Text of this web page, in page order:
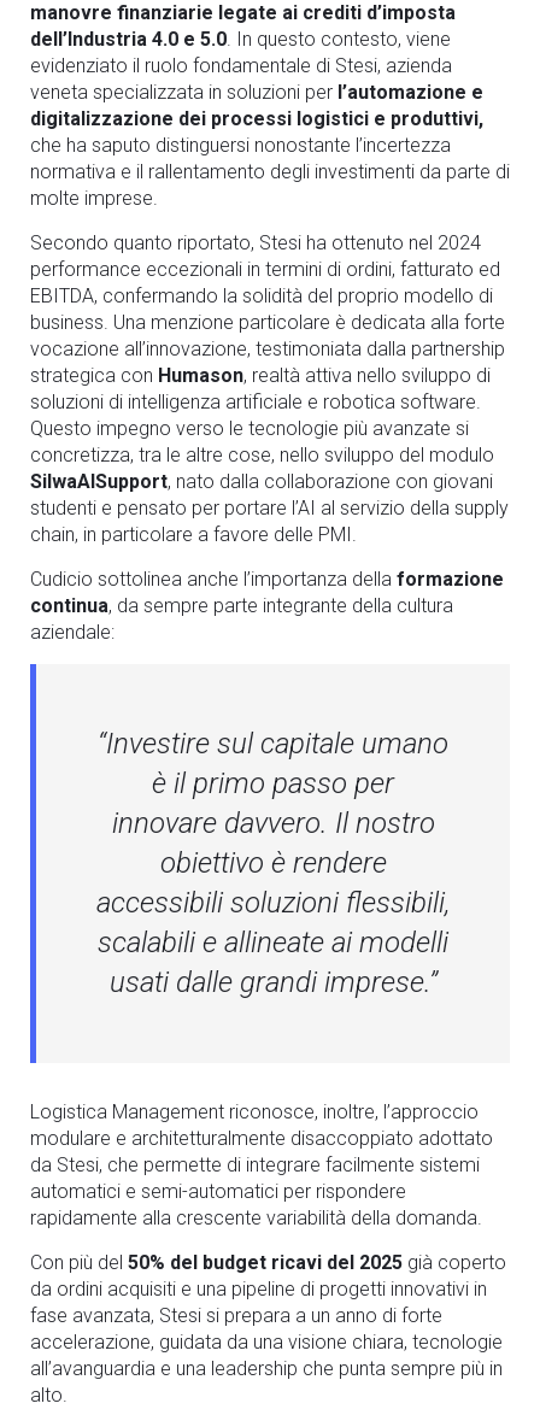
manovre finanziarie legate ai crediti d’imposta
dell’Industria 4.0 e 5.0. In questo contesto, viene
evidenziato il ruolo fondamentale di Stesi, azienda
veneta specializzata in soluzioni per l’automazione e
digitalizzazione dei processi logistici e produttivi,
che ha saputo distinguersi nonostante l’incertezza
normativa e il rallentamento degli investimenti da parte di
molte imprese.
Secondo quanto riportato, Stesi ha ottenuto nel 2024
performance eccezionali in termini di ordini, fatturato ed
EBITDA, confermando la solidità del proprio modello di
business. Una menzione particolare è dedicata alla forte
vocazione all’innovazione, testimoniata dalla partnership
strategica con Humason, realtà attiva nello sviluppo di
soluzioni di intelligenza artificiale e robotica software.
Questo impegno verso le tecnologie più avanzate si
concretizza, tra le altre cose, nello sviluppo del modulo
SilwaAISupport, nato dalla collaborazione con giovani
studenti e pensato per portare l’AI al servizio della supply
chain, in particolare a favore delle PMI.
Cudicio sottolinea anche l’importanza della formazione
continua, da sempre parte integrante della cultura
aziendale:
“Investire sul capitale umano
è il primo passo per
innovare davvero. Il nostro
obiettivo è rendere
accessibili soluzioni flessibili,
scalabili e allineate ai modelli
usati dalle grandi imprese.”
Logistica Management riconosce, inoltre, l’approccio
modulare e architetturalmente disaccoppiato adottato
da Stesi, che permette di integrare facilmente sistemi
automatici e semi-automatici per rispondere
rapidamente alla crescente variabilità della domanda.
Con più del 50% del budget ricavi del 2025 già coperto
da ordini acquisiti e una pipeline di progetti innovativi in
fase avanzata, Stesi si prepara a un anno di forte
accelerazione, guidata da una visione chiara, tecnologie
all’avanguardia e una leadership che punta sempre più in
alto.